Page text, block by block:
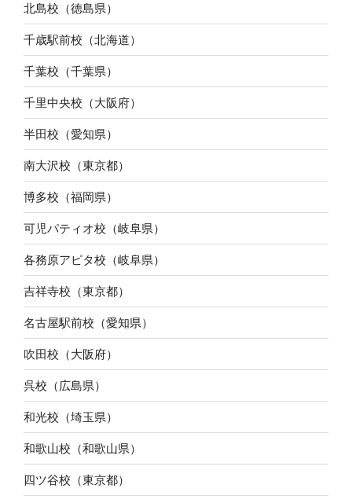
北島校（徳島県）
千歳駅前校（北海道）
千葉校（千葉県）
千里中央校（大阪府）
半田校（愛知県）
南大沢校（東京都）
博多校（福岡県）
可児パティオ校（岐阜県）
各務原アピタ校（岐阜県）
吉祥寺校（東京都）
名古屋駅前校（愛知県）
吹田校（大阪府）
呉校（広島県）
和光校（埼玉県）
和歌山校（和歌山県）
四ツ谷校（東京都）